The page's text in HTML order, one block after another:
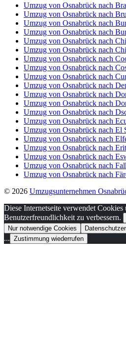
Umzug von Osnabrück nach
Umzug von Osnabrück nach
Umzug von Osnabrück nach
Umzug von Osnabrück nach
Umzug von Osnabrück nach
Umzug von Osnabrück nach
Umzug von Osnabrück nach
Umzug von Osnabrück nach
Umzug von Osnabrück nach
Umzug von Osnabrück nach
Umzug von Osnabrück nach
Umzug von Osnabrück nach
Umzug von Osnabrück nach
Umzug von Osnabrück nach
Umzug von Osnabrück nach El
Umzug von Osnabrück nach
Umzug von Osnabrück nach
Umzug von Osnabrück nach
Umzug von Osnabrück nach
Umzug von Osnabrück nach
© 2026 Umzugsunternehmen
Diese Internetseite verwendet Cookies
Benutzerfreundlichkeit zu verbessern.
Nur notwendige Cookies
... Zustimmung wiederrufen